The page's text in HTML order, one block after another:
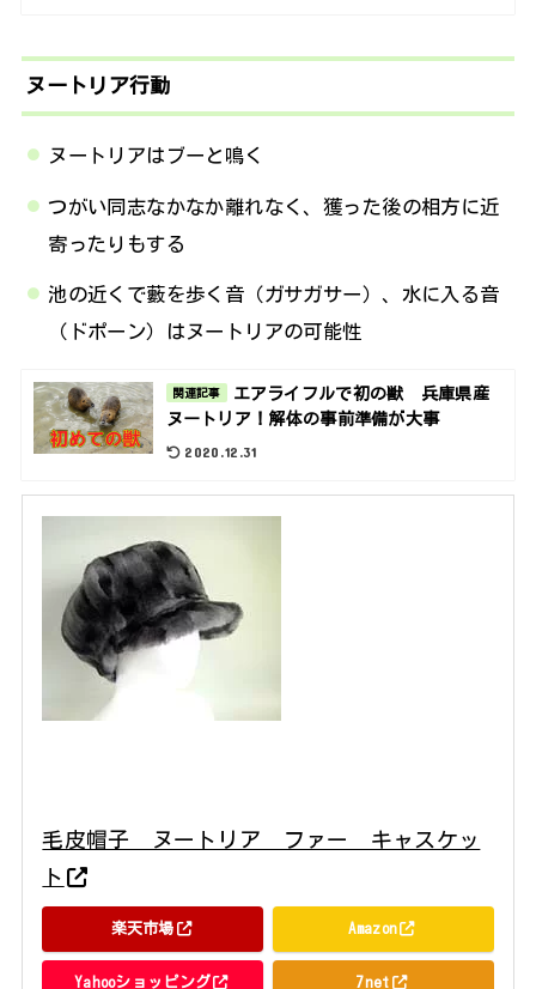
ヌートリア行動
ヌートリアはブーと鳴く
つがい同志なかなか離れなく、獲った後の相方に近
寄ったりもする
池の近くで藪を歩く音（ガサガサー）、水に入る音
（ドポーン）はヌートリアの可能性
関連記事
エアライフルで初の獣 兵庫県産
ヌートリア！解体の事前準備が大事
2020.12.31
毛皮帽子 ヌートリア ファー キャスケッ
ト
楽天市場 Amazon
Yahooショッピング 7net